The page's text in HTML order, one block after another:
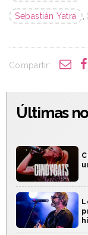
Sebastián Yatra ,
Compartir:
Últimas